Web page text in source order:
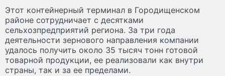
Этот контейнерный терминал в Городищенском
районе сотрудничает с десятками
сельхозпредприятий региона. За три года
деятельности зернового направления компании
удалось получить около 35 тысяч тонн готовой
товарной продукции, ее реализовали как внутри
страны, так и за ее пределами.